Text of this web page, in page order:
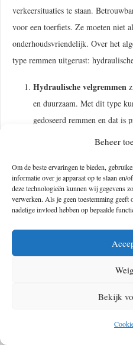
Beheer
Om de beste ervaringen te bieden,
informatie over je apparaat op te slaan en/
deze technologieën kunnen wij gegevens
verwerken. Als je geen toestemming
nadelige invloed hebben op bepaalde
Bekijk
verkeersituaties te staan.
voor een toerfiets. Ze moeten niet
onderhoudsvriendelijk. Over het
type remmen uitgerust:
Hydraulischevelgremmen
en duurzaam. Met dit type
gedoseerd remmen en dat
je de remblokken
vast kunnen lopen bij
Schijfremmenremmen niet
betrouwbaarder bij slecht
ze zijn gevoeliger voor
bent wanneer je een deel
vliegtuig moet overbruggen.